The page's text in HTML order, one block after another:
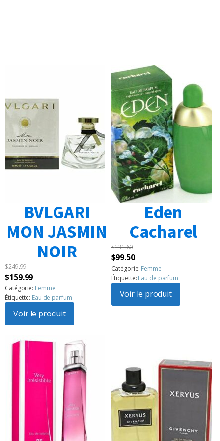
BVLGARI
MON JASMIN
NOIR
$249.99
Le
prix
initial
était :
$249.99.
$159.99Le
prix
actuel
est :
$159.99.
Catégorie: Femme
Étiquette: Eau de parfum
Voir le produit
Eden
Cacharel
$131.60
Le
prix
initial
était :
$131.60.
$99.50Le
prix
actuel
est :
$99.50.
Catégorie: Femme
Étiquette: Eau de parfum
Voir le produit